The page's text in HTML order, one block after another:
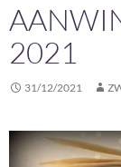
2021
31/12/2021